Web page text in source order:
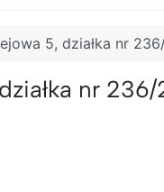
5, działka nr
nr